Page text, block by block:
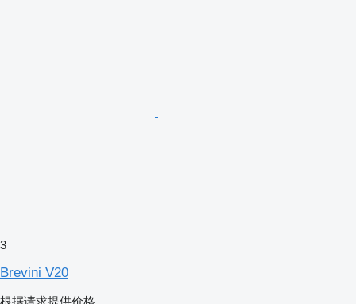
3
Brevini V20